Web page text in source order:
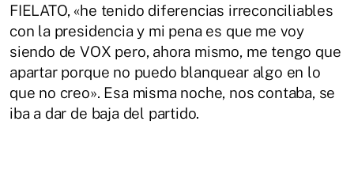
FIELATO, «he tenido diferencias irreconciliables
con la presidencia y mi pena es que me voy
siendo de VOX pero, ahora mismo, me tengo que
apartar porque no puedo blanquear algo en lo
que no creo». Esa misma noche, nos contaba, se
iba a dar de baja del partido.